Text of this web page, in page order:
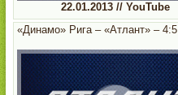
22.01.2013 // YouTube
«Динамо» Рига – «Атлант» – 4:5